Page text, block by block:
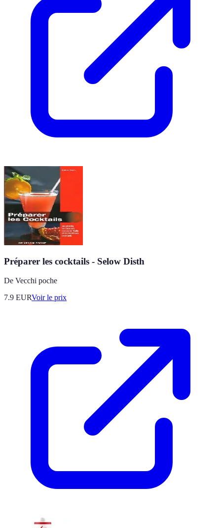
Préparer les cocktails - Selow Disth
De Vecchi poche
7.9 EURVoir le prix